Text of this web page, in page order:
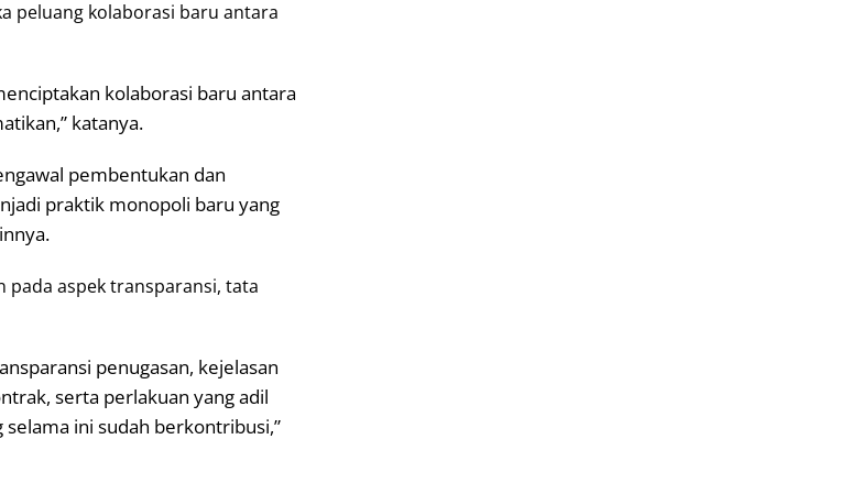
peluang kolaborasi baru antara
kolaborasi baru antara
katanya.
pembentukan dan
praktik monopoli baru yang
pada aspek transparansi, tata
penugasan, kejelasan
serta perlakuan yang adil
ini sudah berkontribusi,”